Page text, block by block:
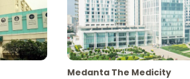
Medanta The Medicity